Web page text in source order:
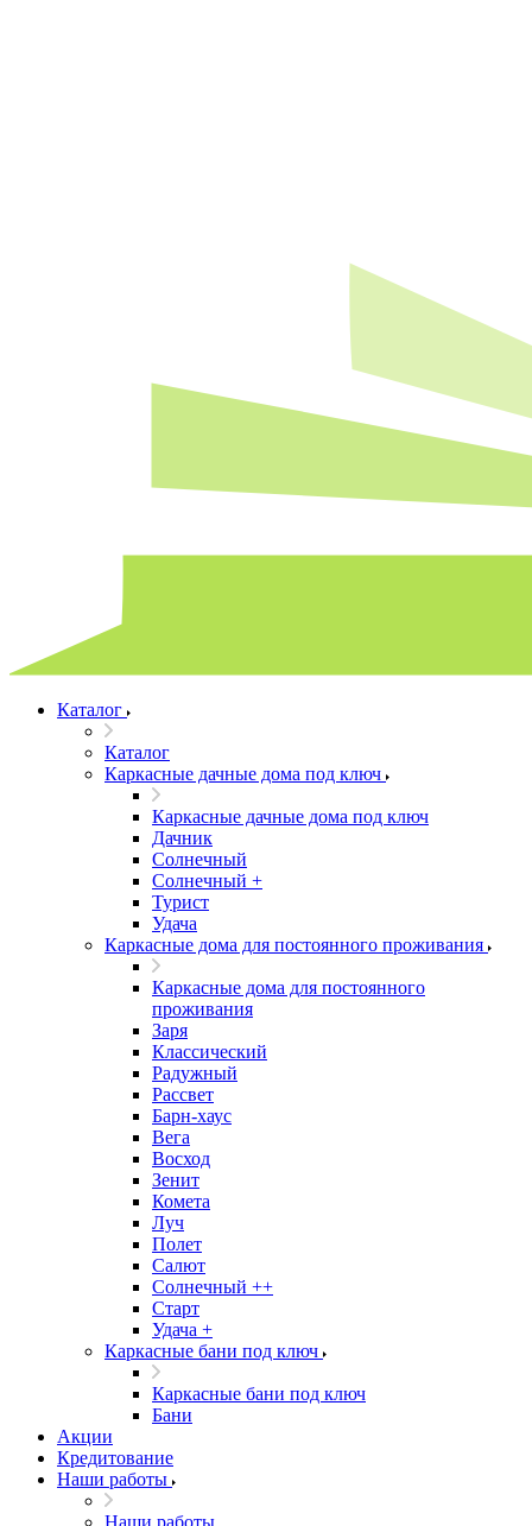
Каталог
Каталог
Каркасные дачные дома под ключ
Каркасные дачные дома под ключ
Дачник
Солнечный
Солнечный +
Турист
Удача
Каркасные дома для постоянного проживания
Каркасные дома для постоянного
проживания
Заря
Классический
Радужный
Рассвет
Барн-хаус
Вега
Восход
Зенит
Комета
Луч
Полет
Салют
Солнечный ++
Старт
Удача +
Каркасные бани под ключ
Каркасные бани под ключ
Бани
Акции
Кредитование
Наши работы
Наши работы